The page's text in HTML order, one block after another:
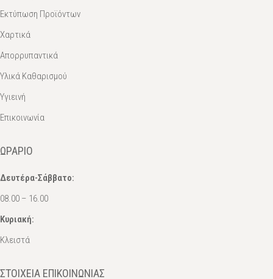
Εκτύπωση Προϊόντων
Χαρτικά
Απορρυπαντικά
Υλικά Καθαρισμού
Υγιεινή
Επικοινωνία
ΩΡΆΡΙΟ
Δευτέρα-Σάββατο:
08.00 – 16.00
Κυριακή:
Κλειστά
ΣΤΟΙΧΕΊΑ ΕΠΙΚΟΙΝΩΝΊΑΣ